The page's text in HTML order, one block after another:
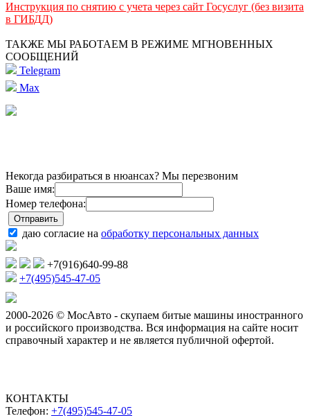
Инструкция по снятию с учета через сайт Госуслуг (без визита
в ГИБДД)
ТАКЖЕ МЫ РАБОТАЕМ В РЕЖИМЕ МГНОВЕННЫХ
СООБЩЕНИЙ
Telegram
Max
Некогда разбираться в нюансах? Мы перезвоним
Ваше имя:
Номер телефона:
даю согласие на обработку персональных данных
+7(916)640-99-88
+7(495)545-47-05
2000-2026 © МосАвто - скупаем битые машины иностранного
и российского производства. Вся информация на сайте носит
справочный характер и не является публичной офертой.
КОНТАКТЫ
Телефон: +7(495)545-47-05